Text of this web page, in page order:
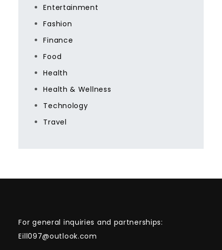
Entertainment
Fashion
Finance
Food
Health
Health & Wellness
Technology
Travel
For general inquiries and partnerships:
Eill097@outlook.com